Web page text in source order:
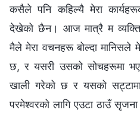
कसैले पनि कहिल्यै मेरा
देखेको छैन। आज मात्रै म
मैले मेरा वचनहरू बोल्दा मानिसले
छ, र यसरी उसको सोचहरूमा
खाली गरेको छ र यसको सट्टामा
परमेश्‍वरको लागि एउटा ठाउँ